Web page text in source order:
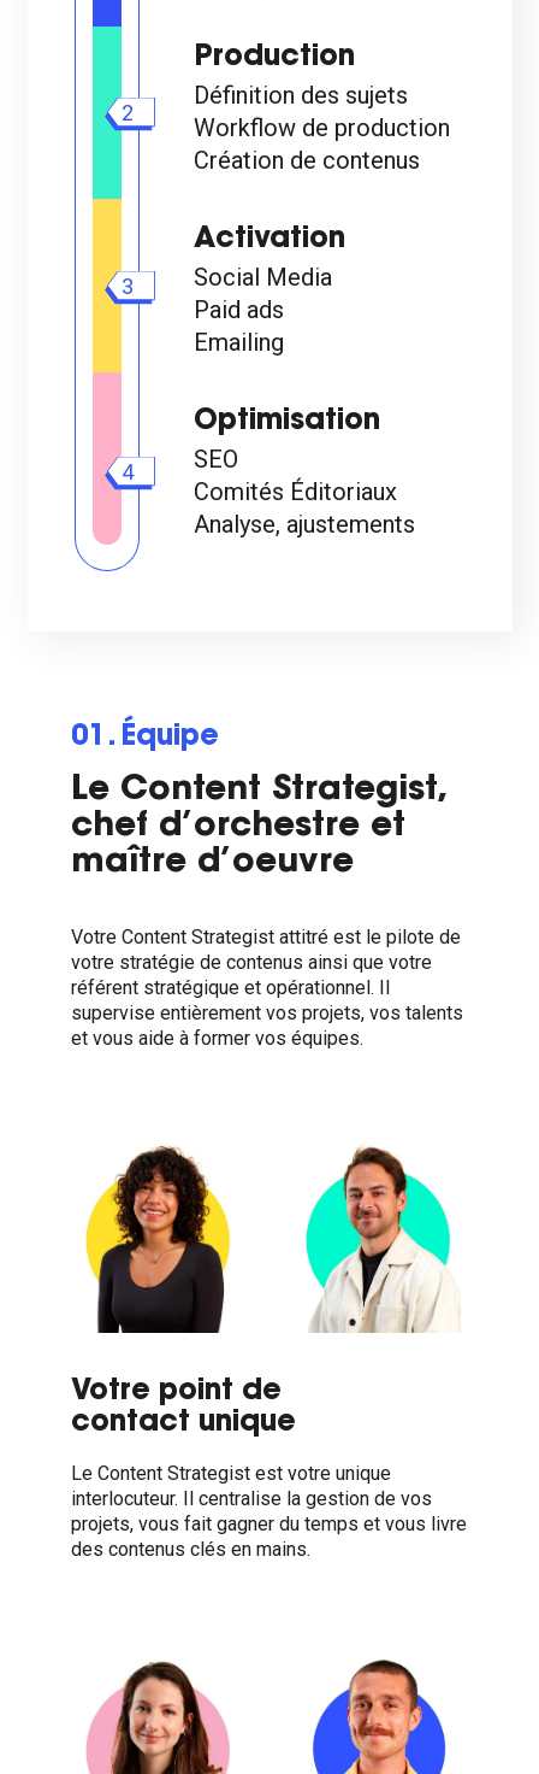
Production
Définition des sujets
Workflow de production
Création de contenus
Activation
Social Media
Paid ads
Emailing
Optimisation
SEO
Comités Éditoriaux
Analyse, ajustements
2
3
4
01. Équipe
Le Content Strategist,
chef d’orchestre et
maître d’oeuvre
Votre Content Strategist attitré est le pilote de
votre stratégie de contenus ainsi que votre
référent stratégique et opérationnel. Il
supervise entièrement vos projets, vos talents
et vous aide à former vos équipes.
Votre point de
contact unique
Le Content Strategist est votre unique
interlocuteur. Il centralise la gestion de vos
projets, vous fait gagner du temps et vous livre
des contenus clés en mains.